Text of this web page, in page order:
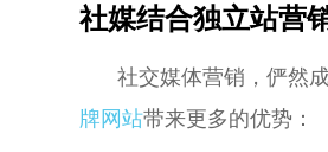
社媒结合独立站营
社交媒体营销，俨然
牌网站带来更多的优势：